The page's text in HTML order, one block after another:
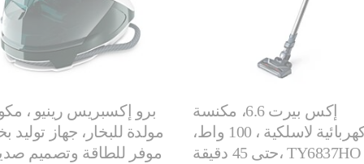
برو إكسبريس رينيو ،
مولدة للبخار، جهاز توليد
موفر للطاقة وتصميم
إكس بيرت 6.6، مكنسة
كهربائية لاسلكية ، 100 واط،
حتى 45 دقيقة، TY6837HO